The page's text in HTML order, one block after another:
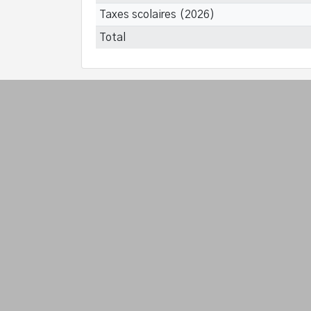
Taxes scolaires (2026)
Total